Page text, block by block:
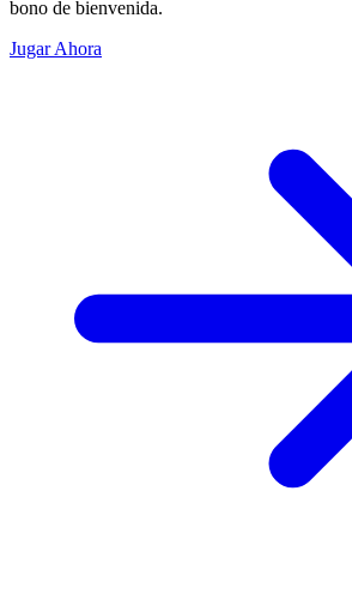
bono de bienvenida.
Jugar Ahora